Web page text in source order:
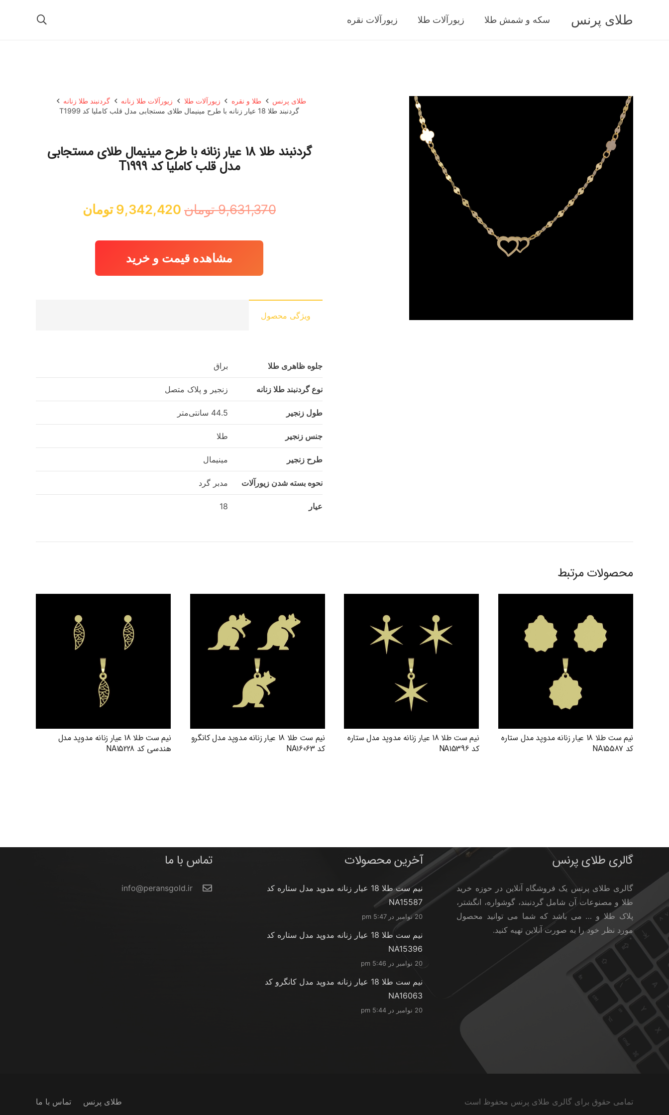
طلای پرنس سکه و شمش طلا زیورآلات طلا زیورآلات نقره
طلای پرنس طلا و نقره زیورآلات طلا زیورآلات طلا زنانه
گردنبند طلا زنانه
گردنبند طلا 18 عیار زنانه با طرح مینیمال طلای مستجابی مدل قلب کاملیا کد T1999
گردنبند طلا 18 عیار زنانه با طرح مینیمال طلای مستجابی
مدل قلب کاملیا کد T1999
9,631,370 تومان قیمت
9,631,370 تومان
9,342,420 تومان
مشاهده قیمت و خرید
ویژگی محصول
جلوه ظاهری طلا براق
نوع گردنبند طلا زنانه زنجیر و پلاک متصل
طول زنجیر 44.5 سانتی‌متر
جنس زنجیر طلا
طرح زنجیر مینیمال
نحوه بسته شدن زیورآلات مدبر گرد
عیار 18
محصولات مرتبط
نیم ست طلا 18 عیار زنانه مدوپد مدل ستاره
کد NA15587
نیم ست طلا 18 عیار زنانه مدوپد مدل ستاره
کد NA15396
نیم ست طلا 18 عیار زنانه مدوپد مدل کانگرو
کد NA16063
نیم ست طلا 18 عیار زنانه مدوپد مدل
هندسی کد NA15228
گالری طلای پرنس
گالری طلای پرنس یک فروشگاه آنلاین در حوزه خرید
طلا و مصنوعات آن شامل گردنبند، گوشواره، انگشتر،
پلاک طلا و … می باشد که شما می توانید محصول
مورد نظر خود را به صورت آنلاین تهیه کنید.
آخرین محصولات
نیم ست طلا 18 عیار زنانه مدوپد مدل ستاره کد
NA15587
20 نوامبر در 5:47 pm
نیم ست طلا 18 عیار زنانه مدوپد مدل ستاره کد
NA15396
20 نوامبر در 5:46 pm
نیم ست طلا 18 عیار زنانه مدوپد مدل کانگرو کد
NA16063
20 نوامبر در 5:44 pm
تماس با ما
info@peransgold.ir
تمامی حقوق برای گالری طلای پرنس محفوظ است طلای پرنس تماس با ما